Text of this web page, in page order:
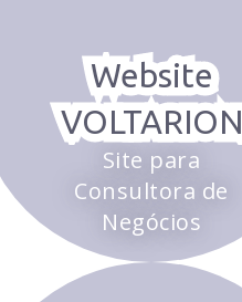
Website
VOLTARION
Site para
Consultora de
Negócios